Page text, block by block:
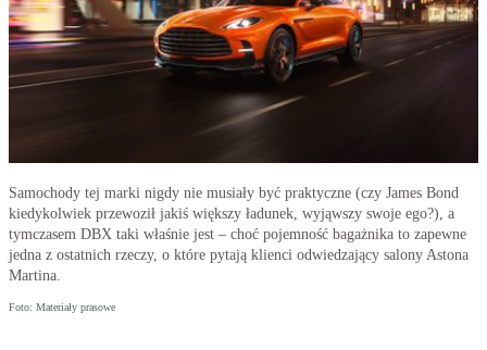
Samochody tej marki nigdy nie musiały być praktyczne (czy James Bond
kiedykolwiek przewoził jakiś większy ładunek, wyjąwszy swoje ego?), a
tymczasem DBX taki właśnie jest – choć pojemność bagażnika to zapewne
jedna z ostatnich rzeczy, o które pytają klienci odwiedzający salony Astona
Martina.
Foto: Materiały prasowe